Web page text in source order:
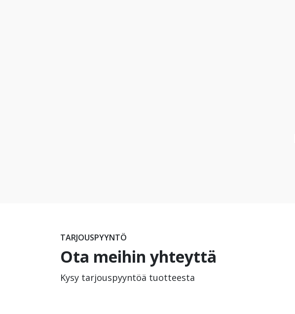
TARJOUSPYYNTÖ
Ota meihin yhteyttä
Kysy tarjouspyyntöä tuotteesta